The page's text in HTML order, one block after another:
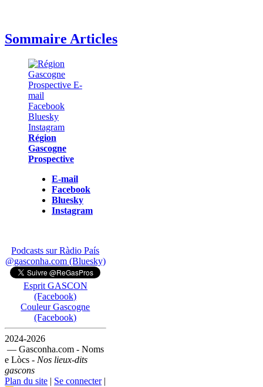
Sommaire Articles
Région
Gascogne
Prospective
E-mail
Facebook
Bluesky
Instagram
Podcasts sur Ràdio País
@gasconha.com (Bluesky)
Esprit GASCON
(Facebook)
Couleur Gascogne
(Facebook)
2024-2026
— Gasconha.com - Noms
e Lòcs - Nos lieux-dits
gascons
Plan du site | Se connecter|